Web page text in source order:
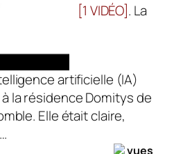
[1 VIDÉO]. La
artificielle (IA)
la ré­sidence Domitys de
Elle était claire,
vues